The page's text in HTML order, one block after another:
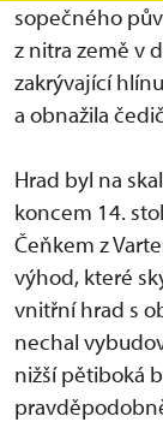
sopečného
z nitra země v
zakrývající
a obnažila
Hrad byl na
koncem 14.
Čeňkem z
výhod, které
vnitřní hrad s
nechal
nižší pětiboká